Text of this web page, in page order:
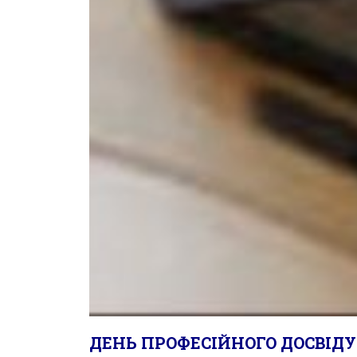
ДЕНЬ ПРОФЕСІЙНОГО